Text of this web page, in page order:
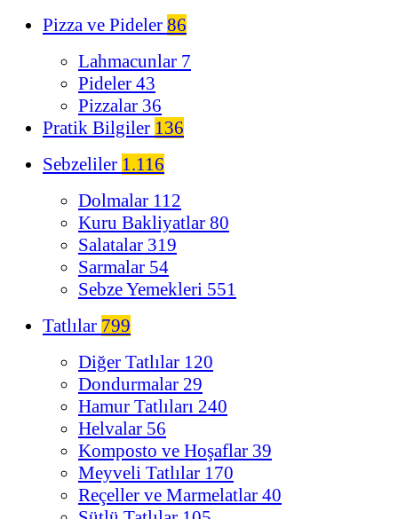
Pizza ve Pideler 86
Lahmacunlar 7
Pideler 43
Pizzalar 36
Pratik Bilgiler 136
Sebzeliler 1.116
Dolmalar 112
Kuru Bakliyatlar 80
Salatalar 319
Sarmalar 54
Sebze Yemekleri 551
Tatlılar 799
Diğer Tatlılar 120
Dondurmalar 29
Hamur Tatlıları 240
Helvalar 56
Komposto ve Hoşaflar 39
Meyveli Tatlılar 170
Reçeller ve Marmelatlar 40